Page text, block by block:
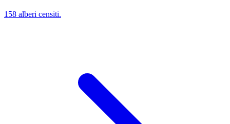
158 alberi censiti.